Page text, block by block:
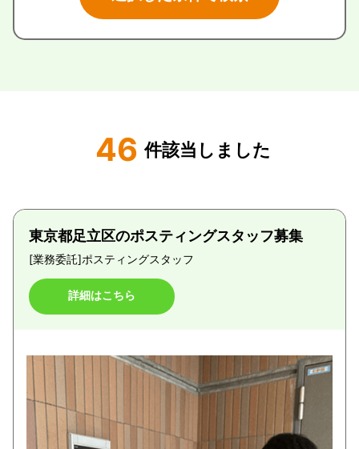
46 件該当しました
東京都足立区のポスティングスタッフ募集
[業務委託]ポスティングスタッフ
詳細はこちら